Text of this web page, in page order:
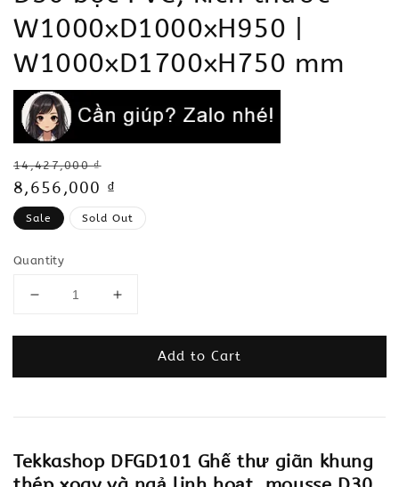
W1000xD1000xH950 |
W1000xD1700xH750 mm
Regular
price
14,427,000 ₫
Sale
price
8,656,000 ₫
Sale Sold Out
Quantity
Add to Cart
Tekkashop DFGD101 Ghế thư giãn khung